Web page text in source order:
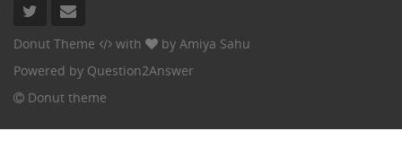
Donut Theme with by Amiya Sahu
Powered by Question2Answer
Donut theme